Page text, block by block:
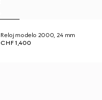
Reloj modelo 2000, 24 mm
CHF 1,400